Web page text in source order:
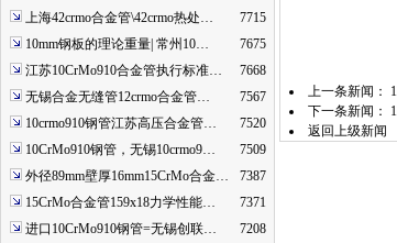
上海42crmo合金管\42crmo热处…
7715
10mm钢板的理论重量| 常州10…
7675
江苏10CrMo910合金管执行标准…
7668
无锡合金无缝管12crmo合金管…
7567
10crmo910钢管江苏高压合金管…
7520
10CrMo910钢管，无锡10crmo9…
7509
外径89mm壁厚16mm15CrMo合金…
7387
15CrMo合金管159x18力学性能…
7371
进口10CrMo910钢管=无锡创联…
7208
上一条新闻：
下一条新闻：
返回上级新闻